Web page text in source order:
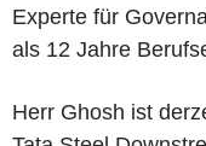
Experte für
als 12 Jahre
Herr Ghosh ist